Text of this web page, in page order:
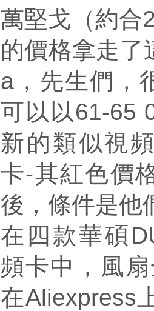
萬堅戈（約合
的價格拿走了
a，先生們，
可以以61-65
新的類似視
卡-其紅色價
後，條件是他
在四款華碩
頻卡中，風
在Aliexpress